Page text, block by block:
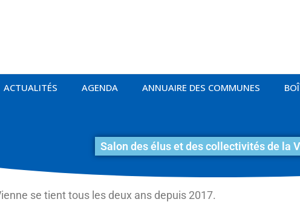
ACTUALITÉS AGENDA ANNUAIRE DES COMMUNES
Salon des élus et des collectivités de la
se tient tous les deux ans depuis 2017.